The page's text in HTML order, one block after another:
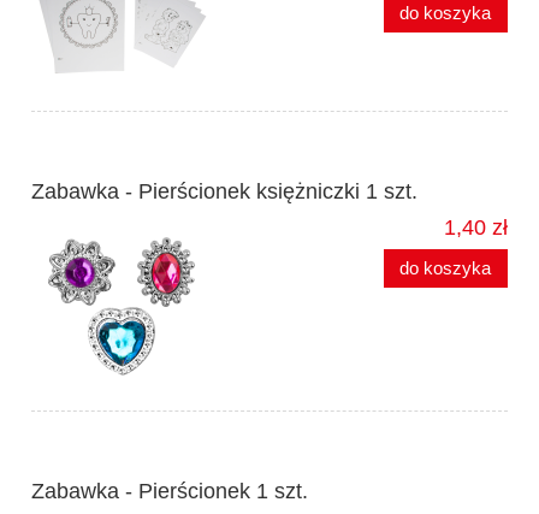
do koszyka
Zabawka - Pierścionek księżniczki 1 szt.
1,40 zł
do koszyka
Zabawka - Pierścionek 1 szt.